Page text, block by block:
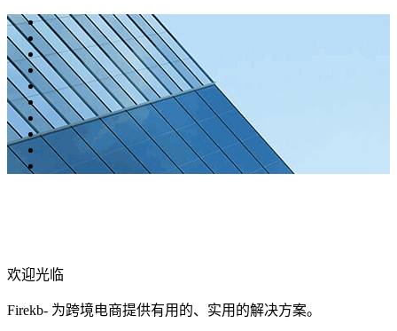
欢迎光临
Firekb- 为跨境电商提供有用的、实用的解决方案。